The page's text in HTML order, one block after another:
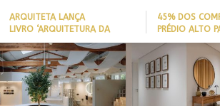
ARQUITETA LANÇA
LIVRO ‘ARQUITETURA DA
LONGEVIDADE’ PARA AJUDAR A
REDUZIR QUEDAS DE IDOSOS
EM CASA E ADAPTAR LARES
SEM REFORMAS
45% DOS
PRÉDIO ALTO
ITAJAÍ TÊM
PERFIL DO
BRASILEIRO